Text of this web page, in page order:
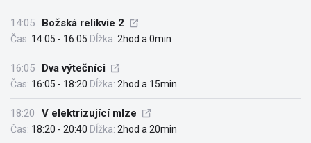
14:05 Božská relikvie 2
Čas: 14:05 - 16:05 Dĺžka: 2hod a 0min
16:05 Dva výtečníci
Čas: 16:05 - 18:20 Dĺžka: 2hod a 15min
18:20 V elektrizující mlze
Čas: 18:20 - 20:40 Dĺžka: 2hod a 20min